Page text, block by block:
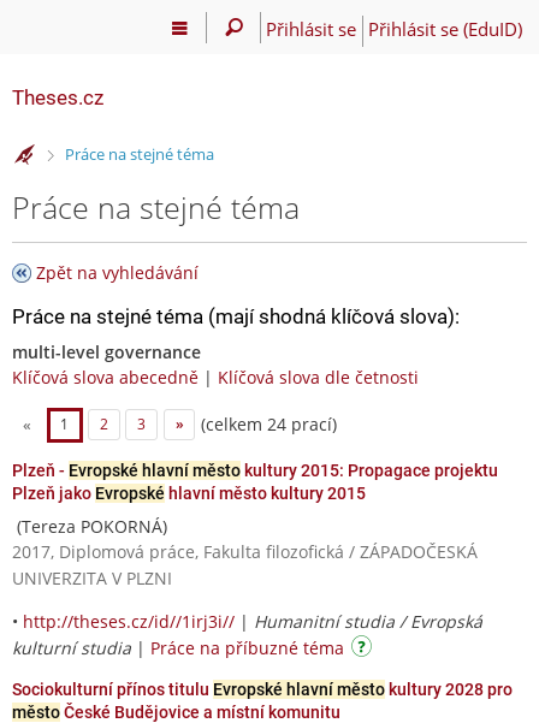
Přihlásit se Přihlásit se (EduID)
Theses.cz
>Práce na stejné téma
Práce na stejné téma
Zpět na vyhledávání
Práce na stejné téma (mají shodná klíčová slova):
multi-level governance
Klíčová slova abecedně | Klíčová slova dle četnosti
« 1 2 3 » (celkem 24 prací)
Plzeň - Evropské hlavní město kultury 2015: Propagace projektu
Plzeň jako Evropské hlavní město kultury 2015
(Tereza POKORNÁ)
2017, Diplomová práce, Fakulta filozofická / ZÁPADOČESKÁ
UNIVERZITA V PLZNI
• http://theses.cz/id//1irj3i// | Humanitní studia / Evropská
kulturní studia | Práce na příbuzné téma
Sociokulturní přínos titulu Evropské hlavní město kultury 2028 pro
městoČeské Budějovice a místní komunitu